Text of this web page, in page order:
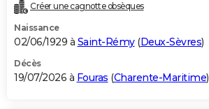
Destinations
City break
Voyage nature
Voyage de noces
Forum
Climat
+PHOTO
GUIDES D'ACHAT
BONS PLANS
Créer une cagnotte obsèques
Naissance
02/06/1929 à Saint-Rémy(Deux-Sèvres)
Décès
19/07/2026 à Fouras (Charente-Maritime)